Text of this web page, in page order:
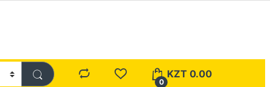
0
KZT 0.00